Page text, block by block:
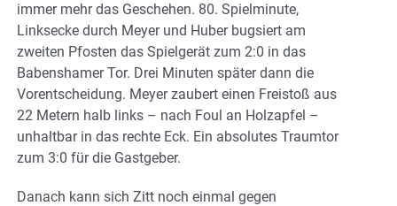
immer mehr das Geschehen. 80. Spielminute,
Linksecke durch Meyer und Huber bugsiert am
zweiten Pfosten das Spielgerät zum 2:0 in das
Babenshamer Tor. Drei Minuten später dann die
Vorentscheidung. Meyer zaubert einen Freistoß aus
22 Metern halb links – nach Foul an Holzapfel –
unhaltbar in das rechte Eck. Ein absolutes Traumtor
zum 3:0 für die Gastgeber.
Danach kann sich Zitt noch einmal gegen